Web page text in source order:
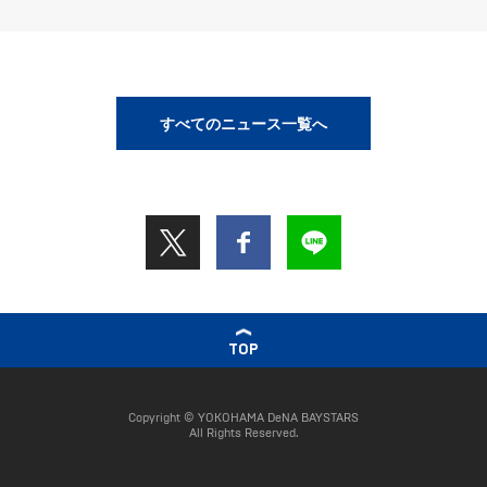
すべてのニュース一覧へ
TOP
Copyright © YOKOHAMA DeNA BAYSTARS
All Rights Reserved.